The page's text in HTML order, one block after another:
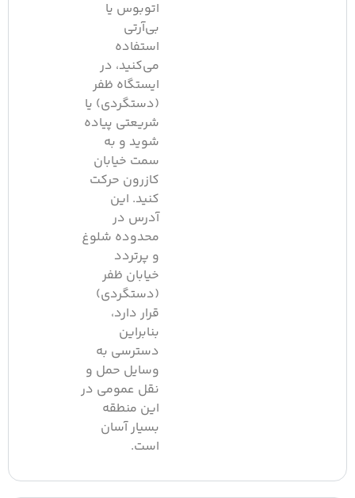
اتوبوس یا
بی‌آرتی
استفاده
می‌کنید، در
ایستگاه ظفر
(دستگردی) یا
شریعتی پیاده
شوید و به
سمت خیابان
کازرون حرکت
کنید. این
آدرس در
محدوده شلوغ
و پرتردد
خیابان ظفر
(دستگردی)
قرار دارد،
بنابراین
دسترسی به
وسایل حمل و
نقل عمومی در
این منطقه
بسیار آسان